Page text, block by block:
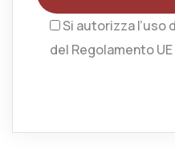
Si autorizza l’uso
del Regolamento